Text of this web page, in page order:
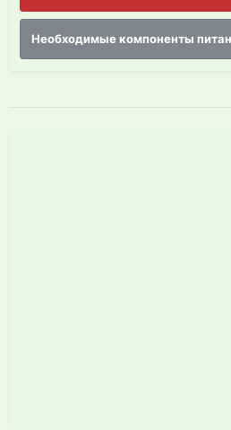
Необходимые компоненты